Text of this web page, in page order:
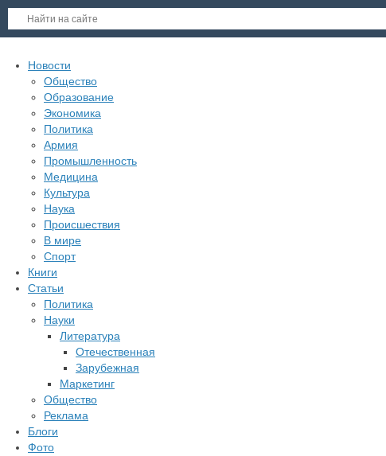
Новости
Общество
Образование
Экономика
Политика
Армия
Промышленность
Медицина
Культура
Наука
Происшествия
В мире
Спорт
Книги
Статьи
Политика
Науки
Литература
Отечественная
Зарубежная
Маркетинг
Общество
Реклама
Блоги
Фото